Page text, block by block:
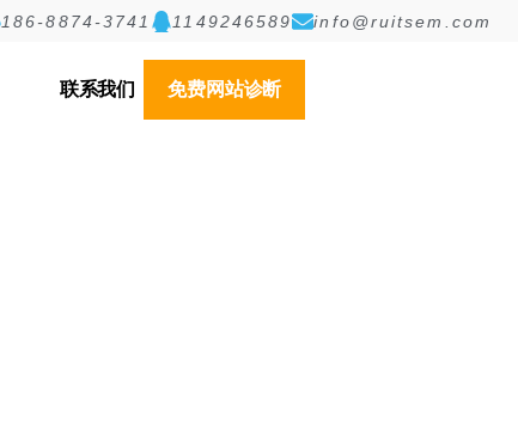
186-8874-3741 1149246589 info@ruitsem.com
联系我们 免费网站诊断